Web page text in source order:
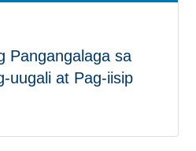
Pangangalaga sa
uugali at Pag-iisip